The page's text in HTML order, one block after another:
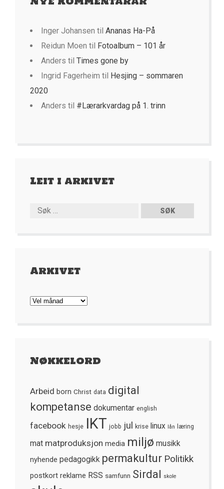
Inger Johansen til Ananas Ha-På
Reidun Moen til Fotoalbum – 101 år
Anders til Times gone by
Ingrid Fagerheim til Hesjing – sommaren
2020
Anders til #Lærarkvardag på 1. trinn
Leit i arkivet
Arkivet
Arkivet
Nøkkelord
Arbeid born Christ data digital
kompetanse dokumentar english
facebook hesje IKT jobb jul krise linux lån læring
mat matproduksjon media miljø musikk
nyhende pedagogikk permakultur Politikk
postkort reklame RSS samfunn Sirdal skole